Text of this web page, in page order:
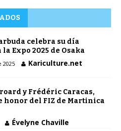
celebra su día
Expo 2025 de Osaka
2025 Kariculture.net
y Frédéric Caracas,
honor del FIZ de Martinica
Évelyne Chaville